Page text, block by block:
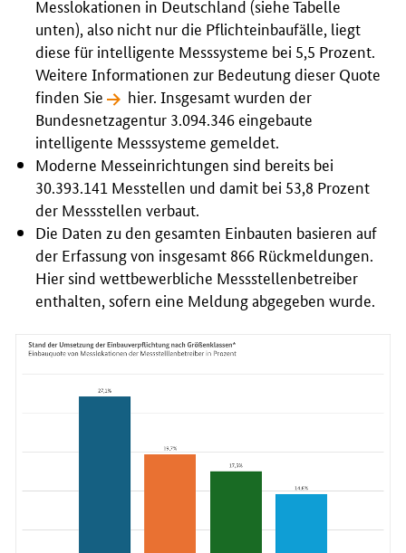
Messlokationen in Deutschland (siehe Tabelle
unten), also nicht nur die Pflichteinbaufälle, liegt
diese für intelligente Messsysteme bei 5,5 Prozent.
Weitere Informationen zur Bedeutung dieser Quote
finden Sie
hier. Insgesamt wurden der
Bundesnetzagentur 3.094.346 eingebaute
intelligente Messsysteme gemeldet.
Moderne Messeinrichtungen sind bereits bei
30.393.141 Messtellen und damit bei 53,8 Prozent
der Messstellen verbaut.
Die Daten zu den gesamten Einbauten basieren auf
der Erfassung von insgesamt 866 Rückmeldungen.
Hier sind wettbewerbliche Messstellenbetreiber
enthalten, sofern eine Meldung abgegeben wurde.